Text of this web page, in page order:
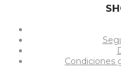
Condiciones